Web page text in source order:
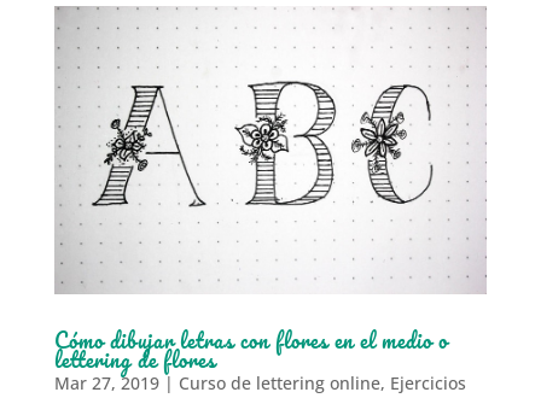
Cómo dibujar letras con flores en el medio o
lettering de flores
Mar 27, 2019| Curso de lettering online, Ejercicios